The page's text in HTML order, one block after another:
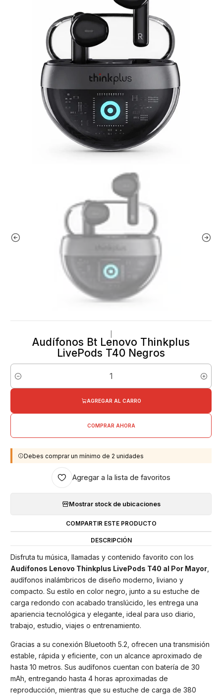
Audífonos Bt Lenovo Thinkplus
LivePods T40 Negros
Cantidad
AGREGAR AL CARRO
COMPRAR AHORA
Debes comprar un mínimo de 2 unidades
Agregar a la lista de favoritos
Mostrar stock de ubicaciones
COMPARTIR ESTE PRODUCTO
DESCRIPCIÓN
Disfruta tu música, llamadas y contenido favorito con los
Audífonos Lenovo Thinkplus LivePods T40 al Por Mayor
audífonos inalámbricos de diseño moderno, liviano y
compacto. Su estilo en color negro, junto a su estuche de
carga redondo con acabado translúcido, les entrega una
apariencia tecnológica y elegante, ideal para uso diario,
trabajo, estudio, viajes o entrenamiento.
Gracias a su conexión Bluetooth 5.2, ofrecen una transmisión
estable, rápida y eficiente, con un alcance aproximado de
hasta 10 metros. Sus audífonos cuentan con batería de 30
mAh, entregando hasta 4 horas aproximadas de
reproducción, mientras que su estuche de carga de 380